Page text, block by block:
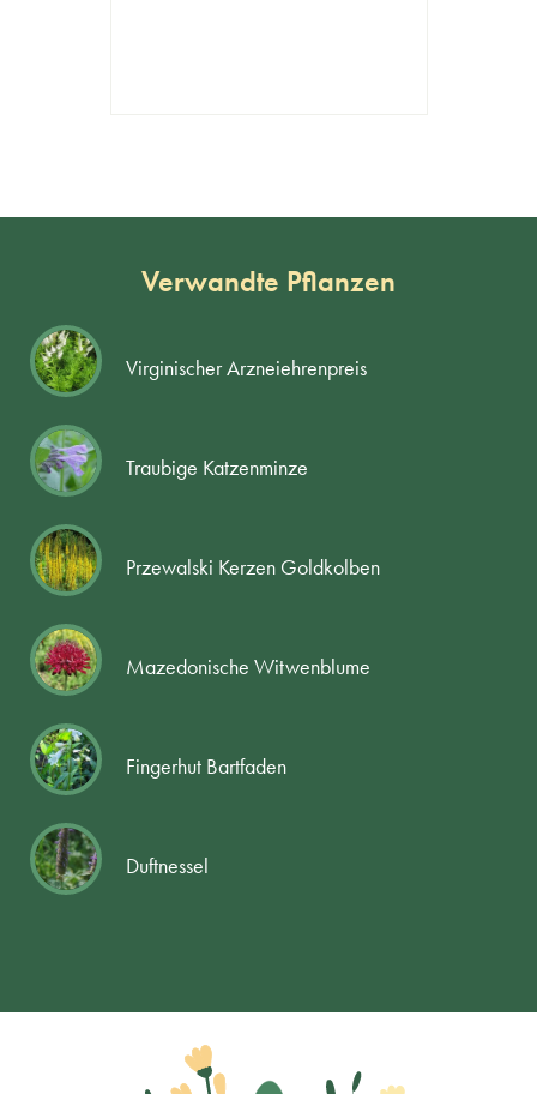
Verwandte Pflanzen
Virginischer Arzneiehrenpreis
Traubige Katzenminze
Przewalski Kerzen Goldkolben
Mazedonische Witwenblume
Fingerhut Bartfaden
Duftnessel